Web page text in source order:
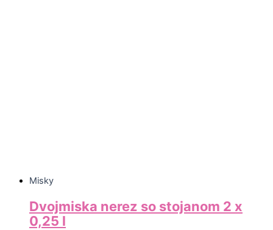
Misky
Dvojmiska nerez so stojanom 2 x
0,25 l